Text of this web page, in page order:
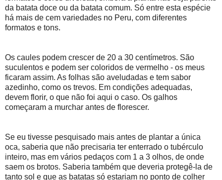
da batata doce ou da batata comum. Só entre esta espécie
há mais de cem variedades no Peru, com diferentes
formatos e tons.
Os caules podem crescer de 20 a 30 centímetros. São
suculentos e podem ser coloridos de vermelho - os meus
ficaram assim. As folhas são aveludadas e tem sabor
azedinho, como os trevos. Em condições adequadas,
devem florir, o que não foi aqui o caso. Os galhos
começaram a murchar antes de florescer.
Se eu tivesse pesquisado mais antes de plantar a única
oca, saberia que não precisaria ter enterrado o tubérculo
inteiro, mas em vários pedaços com 1 a 3 olhos, de onde
saem os brotos. Saberia também que deveria protegê-la de
tanto sol e que as batatas só estariam no ponto de colher